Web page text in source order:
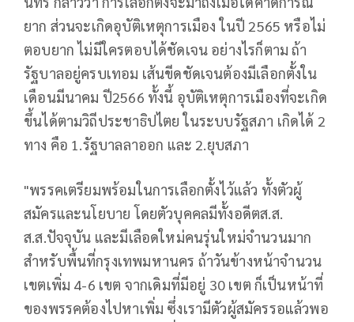
ยาก ส่วนจะเกิดอุบัติเหตุการเมือง ในปี 2565 หรือไม่
ตอบยาก ไม่มีใครตอบได้ชัดเจน อย่างไรก็ตาม ถ้า
รัฐบาลอยู่ครบเทอม เส้นขีดชัดเจนต้องมีเลือกตั้งใน
เดือนมีนาคม ปี2566 ทั้งนี้ อุบัติเหตุการเมืองที่จะเกิด
ขึ้นได้ตามวิถีประชาธิปไตย ในระบบรัฐสภา เกิดได้ 2
ทาง คือ 1.รัฐบาลลาออก และ 2.ยุบสภา
"พรรคเตรียมพร้อมในการเลือกตั้งไว้แล้ว ทั้งตัวผู้
สมัครและนโยบาย โดยตัวบุคคลมีทั้งอดีตส.ส.
ส.ส.ปัจจุบัน และมีเลือดใหม่คนรุ่นใหม่จำนวนมาก
สำหรับพื้นที่กรุงเทพมหานคร ถ้าวันข้างหน้าจำนวน
เขตเพิ่ม 4-6 เขต จากเดิมที่มีอยู่ 30 เขต ก็เป็นหน้าที่
ของพรรคต้องไปหาเพิ่ม ซึ่งเรามีตัวผู้สมัครรอแล้วพอ